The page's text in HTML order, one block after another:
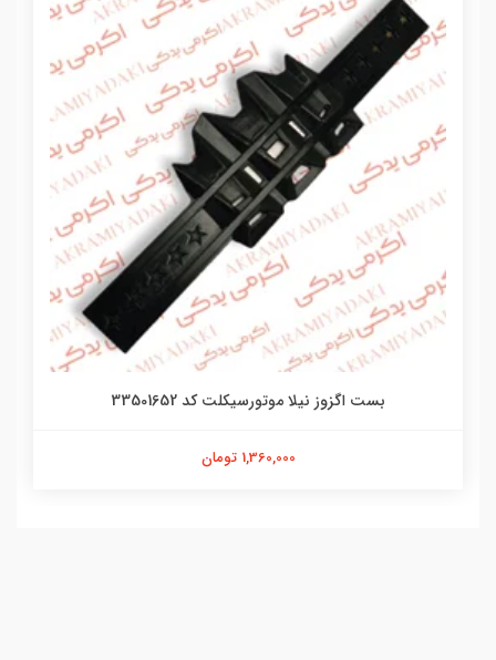
بست اگزوز نیلا موتورسیکلت کد 33501652
1,360,000 تومان